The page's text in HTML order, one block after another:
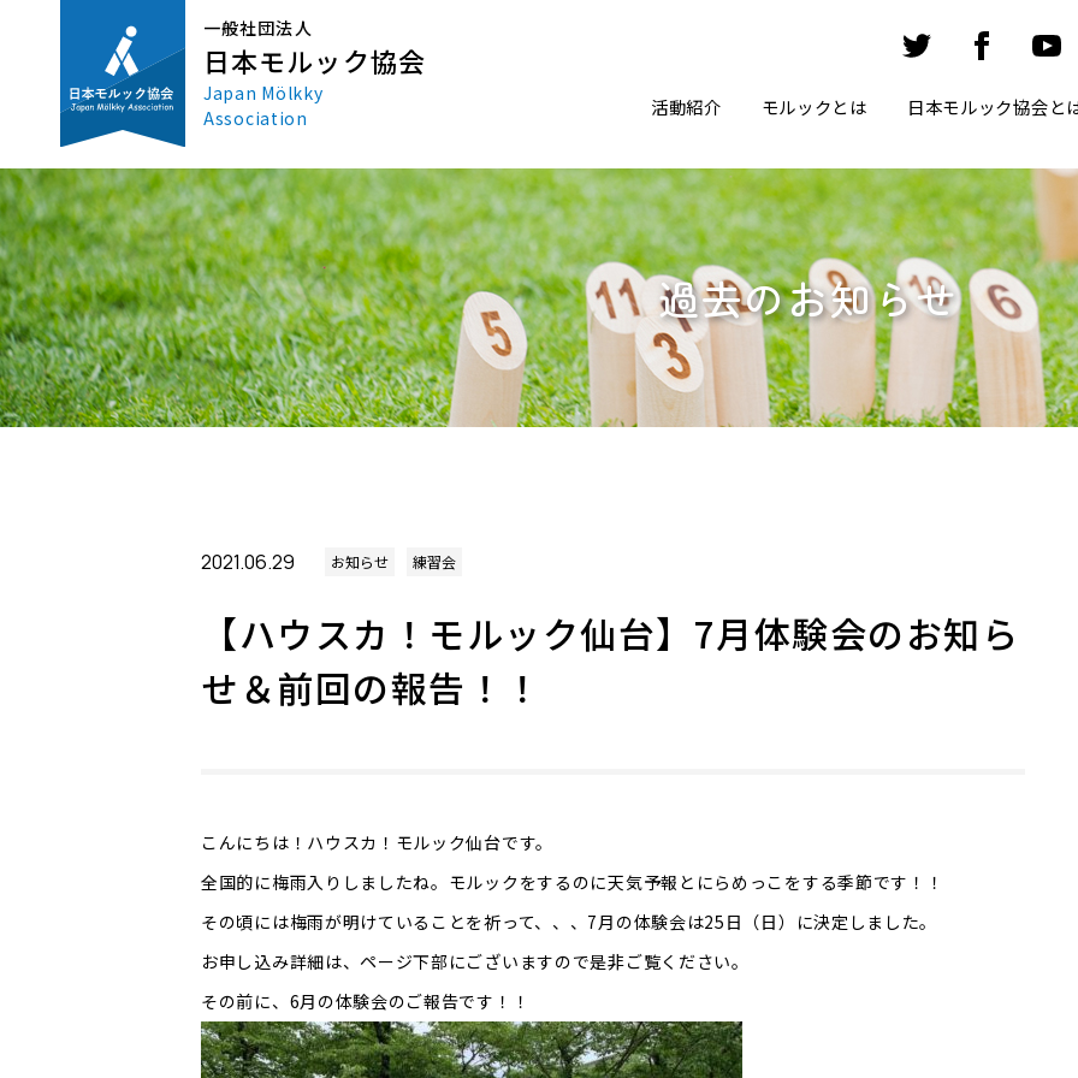
一般社団法人
日本モルック協会
Japan Mölkky
Association
活動紹介 モルックとは 日本モルック協会と
過去のお知らせ
2021.06.29 お知らせ 練習会
【ハウスカ！モルック仙台】7月体験会のお知ら
せ＆前回の報告！！
こんにちは！ハウスカ！モルック仙台です。
全国的に梅雨入りしましたね。モルックをするのに天気予報とにらめっこをする季節です！！
その頃には梅雨が明けていることを祈って、、、7月の体験会は25日（日）に決定しました。
お申し込み詳細は、ページ下部にございますので是非ご覧ください。
その前に、6月の体験会のご報告です！！